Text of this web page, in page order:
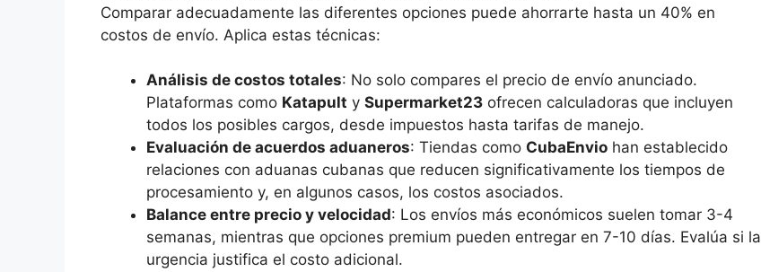
Comparar adecuadamente las diferentes opciones puede ahorrarte hasta un 40% en
costos de envío. Aplica estas técnicas:
Análisis de costos totales: No solo compares el precio de envío anunciado.
Plataformas como Katapult y Supermarket23 ofrecen calculadoras que incluyen
todos los posibles cargos, desde impuestos hasta tarifas de manejo.
Evaluación de acuerdos aduaneros: Tiendas como CubaEnvio han establecido
relaciones con aduanas cubanas que reducen significativamente los tiempos de
procesamiento y, en algunos casos, los costos asociados.
Balance entre precio y velocidad: Los envíos más económicos suelen tomar 3-4
semanas, mientras que opciones premium pueden entregar en 7-10 días. Evalúa si la
urgencia justifica el costo adicional.